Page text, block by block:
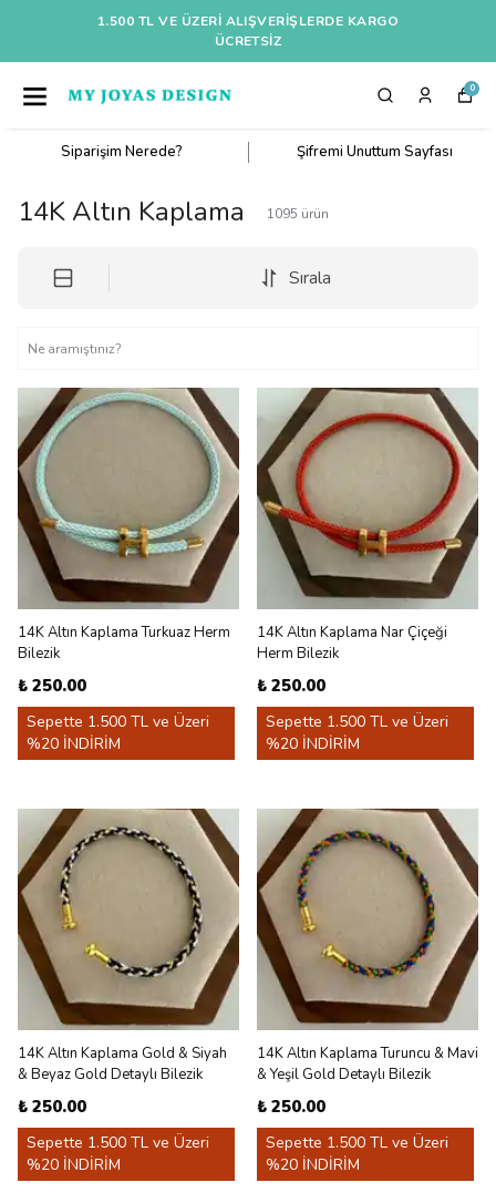
1.500 TL VE ÜZERI ALIŞVERIŞLERDE KARGO
ÜCRETSİZ
0
Siparişim Nerede? Şifremi Unuttum Sayfası
14K Altın Kaplama 1095 ürün
Sırala
14K Altın Kaplama Turkuaz Herm
Bilezik
₺ 250.00
Sepette 1.500 TL ve Üzeri
%20 İNDİRİM
14K Altın Kaplama Nar Çiçeği
Herm Bilezik
₺ 250.00
Sepette 1.500 TL ve Üzeri
%20 İNDİRİM
14K Altın Kaplama Gold & Siyah
& Beyaz Gold Detaylı Bilezik
₺ 250.00
Sepette 1.500 TL ve Üzeri
%20 İNDİRİM
14K Altın Kaplama Turuncu & Mavi
& Yeşil Gold Detaylı Bilezik
₺ 250.00
Sepette 1.500 TL ve Üzeri
%20 İNDİRİM